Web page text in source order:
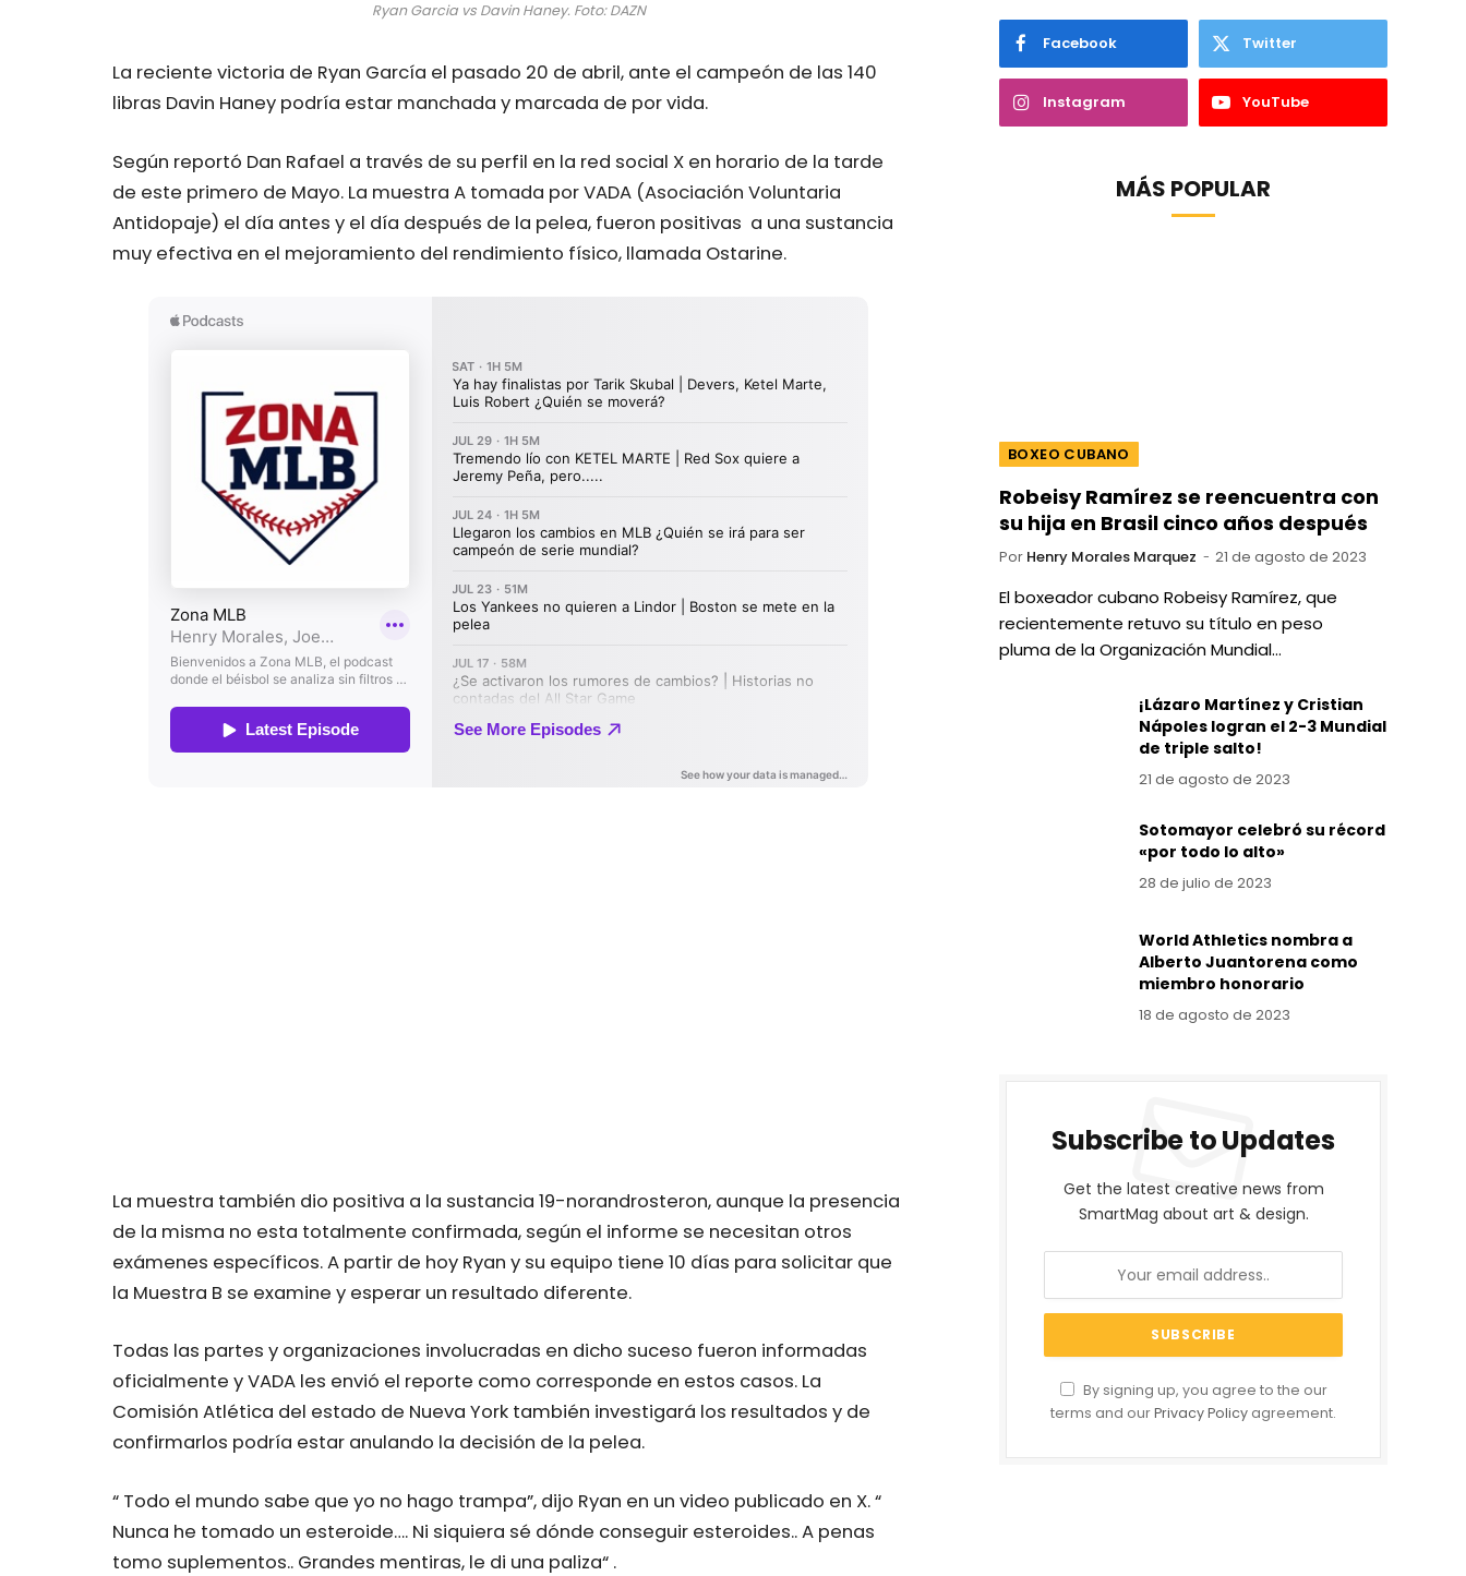
Ryan Garcia vs Davin Haney. Foto: DAZN
La reciente victoria de Ryan García el pasado 20 de abril, ante el campeón de las 140
libras Davin Haney podría estar manchada y marcada de por vida.
Según reportó Dan Rafael a través de su perfil en la red social X en horario de la tarde
de este primero de Mayo. La muestra A tomada por VADA (Asociación Voluntaria
Antidopaje) el día antes y el día después de la pelea, fueron positivas a una sustancia
muy efectiva en el mejoramiento del rendimiento físico, llamada Ostarine.
La muestra también dio positiva a la sustancia 19-norandrosteron, aunque la presencia
de la misma no esta totalmente confirmada, según el informe se necesitan otros
exámenes específicos. A partir de hoy Ryan y su equipo tiene 10 días para solicitar que
la Muestra B se examine y esperar un resultado diferente.
Todas las partes y organizaciones involucradas en dicho suceso fueron informadas
oficialmente y VADA les envió el reporte como corresponde en estos casos. La
Comisión Atlética del estado de Nueva York también investigará los resultados y de
confirmarlos podría estar anulando la decisión de la pelea.
“ Todo el mundo sabe que yo no hago trampa”, dijo Ryan en un video publicado en X. “
Nunca he tomado un esteroide…. Ni siquiera sé dónde conseguir esteroides.. A penas
tomo suplementos.. Grandes mentiras, le di una paliza“ .
Facebook Twitter
Instagram YouTube
MÁS POPULAR
BOXEO CUBANO
Robeisy Ramírez se reencuentra con
su hija en Brasil cinco años después
Por Henry Morales Marquez 21 de agosto de 2023
El boxeador cubano Robeisy Ramírez, que
recientemente retuvo su título en peso
pluma de la Organización Mundial…
¡Lázaro Martínez y Cristian
Nápoles logran el 2-3 Mundial
de triple salto!
21 de agosto de 2023
Sotomayor celebró su récord
«por todo lo alto»
28 de julio de 2023
World Athletics nombra a
Alberto Juantorena como
miembro honorario
18 de agosto de 2023
Subscribe to Updates
Get the latest creative news from
SmartMag about art & design.
By signing up, you agree to the our
terms and ourPrivacy Policy agreement.